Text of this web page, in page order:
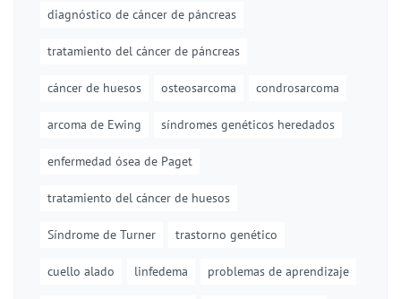
diagnóstico de cáncer de páncreas
tratamiento del cáncer de páncreas
cáncer de huesos osteosarcoma condrosarcoma
arcoma de Ewing síndromes genéticos heredados
enfermedad ósea de Paget
tratamiento del cáncer de huesos
Síndrome de Turner trastorno genético
cuello alado linfedema problemas de aprendizaje